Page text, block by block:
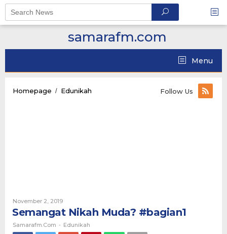
Skip
content
samarafm.com
Menu
Homepage / Edunikah Follow Us
November 2, 2019By
Samarafm.com
Semangat Nikah Muda? #bagian1
Samarafm.com - Edunikah